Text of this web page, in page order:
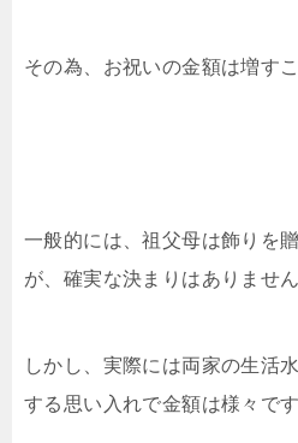
その為、お祝いの金額は増す
一般的には、祖父母は飾りを
が、確実な決まりはありません
しかし、実際には両家の生活
する思い入れで金額は様々です